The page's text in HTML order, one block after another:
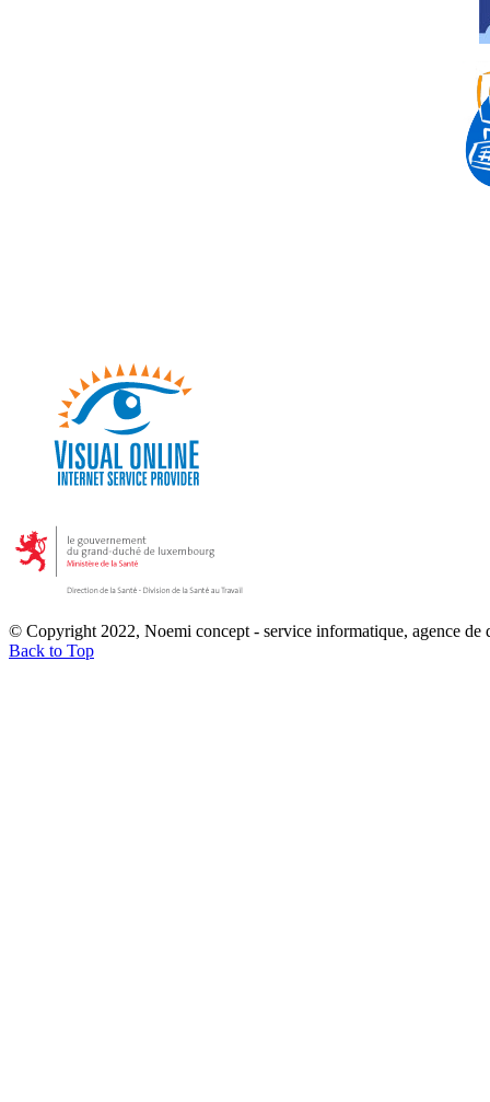
© Copyright 2022, Noemi concept - service informatique, agence
Back to Top